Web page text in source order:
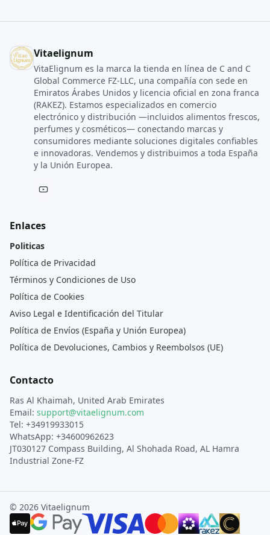
Vitaelignum
VitaElignum es la marca la tienda en línea de C and C
Global Commerce FZ‑LLC, una compañía con sede en
Emiratos Árabes Unidos y licencia oficial en zona franca
(RAKEZ). Estamos especializados en comercio
electrónico y distribución —incluidos alimentos frescos,
perfumes y cosméticos— conectando marcas y
consumidores mediante soluciones digitales confiables
e innovadoras. Vendemos y distribuimos a toda España
y la Unión Europea.
Enlaces
Politicas
Política de Privacidad
Términos y Condiciones de Uso
Política de Cookies
Aviso Legal e Identificación del Titular
Política de Envíos (España y Unión Europea)
Política de Devoluciones, Cambios y Reembolsos (UE)
Contacto
Ras Al Khaimah, United Arab Emirates
Email: support@vitaelignum.com
Tel: +34919933015
WhatsApp: +34600962623
JT030127 Compass Building, Al Shohada Road, AL Hamra
Industrial Zone-FZ
© 2026 Vitaelignum